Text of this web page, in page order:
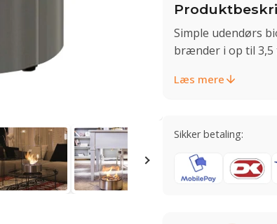
Simple udendørs
brænder i op til 3,5
Læs mere
Sikker betaling: